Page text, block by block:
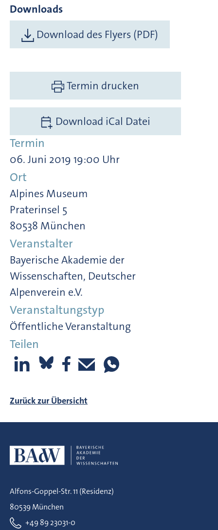
Downloads
Download des Flyers (PDF)
Termin drucken
Download iCal Datei
Termin
06. Juni 2019 19:00 Uhr
Ort
Alpines Museum
Praterinsel 5
80538 München
Veranstalter
Bayerische Akademie der
Wissenschaften, Deutscher
Alpenverein e.V.
Veranstaltungstyp
Öffentliche Veranstaltung
Teilen
Zurück zur Übersicht
Alfons-Goppel-Str. 11 (Residenz)
80539 München
+49 89 23031-0